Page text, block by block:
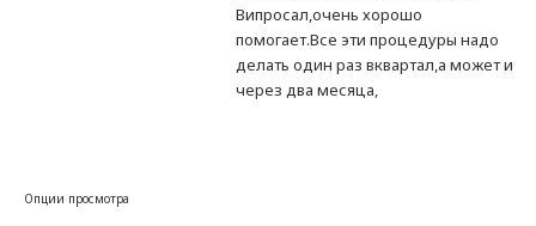
Випросал,очень хорошо
помогает.Все эти процедуры надо
делать один раз вквартал,а может и
через два месяца,
Опции просмотра